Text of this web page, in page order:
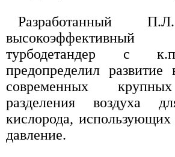
Разработанный
высокоэффективный
турбодетандер с
предопределил
современных
разделения воздуха
кислорода, использующих
давление.